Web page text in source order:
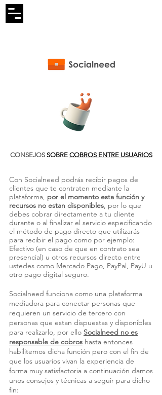
CONSEJOS​ SOBRE COBROS ENTRE USUARIOS
Con Socialneed podrás recibir pagos de
clientes que te contraten mediante la
plataforma, por el momento esta función y
recursos no estan disponibles, por lo que
debes cobrar directamente a tu cliente
durante o al finalizar el servicio especificando
el método de pago directo que utilizarás
para recibir el pago como por ejemplo:
Efectivo (en caso de que en contrato sea
presencial) u otros recursos directo entre
ustedes como Mercado Pago, PayPal, PayU u
otro pago digital seguro.
Socialneed funciona como una plataforma
mediadora para conectar personas que
requieren un servicio de tercero con
personas que estan dispuestas y disponibles
para realizarlo, por ello Socialneed no es
responsable de cobros hasta entonces
habilitemos dicha función pero con el fin de
que los usuarios vivan la experiencia de
forma muy satisfactoria a continuación damos
unos consejos y técnicas a seguir para dicho
fin: